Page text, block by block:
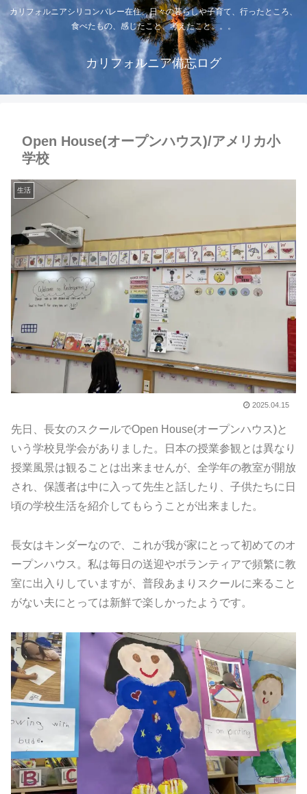
カリフォルニアシリコンバレー在住。日々の暮らしや子育て、行ったところ、
食べたもの、感じたこと、考えたこと。。。
カリフォルニア備忘ログ
Open House(オープンハウス)/アメリカ小
学校
生活
2025.04.15
先日、長女のスクールでOpen House(オープンハウス)と
いう学校見学会がありました。日本の授業参観とは異なり
授業風景は観ることは出来ませんが、全学年の教室が開放
され、保護者は中に入って先生と話したり、子供たちに日
頃の学校生活を紹介してもらうことが出来ました。
長女はキンダーなので、これが我が家にとって初めてのオ
ープンハウス。私は毎日の送迎やボランティアで頻繁に教
室に出入りしていますが、普段あまりスクールに来ること
がない夫にとっては新鮮で楽しかったようです。